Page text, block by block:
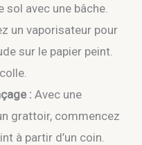
avec une bâche.
un vaporisateur pour
sur le papier peint.
: Avec une
grattoir, commencez
à partir d’un coin.